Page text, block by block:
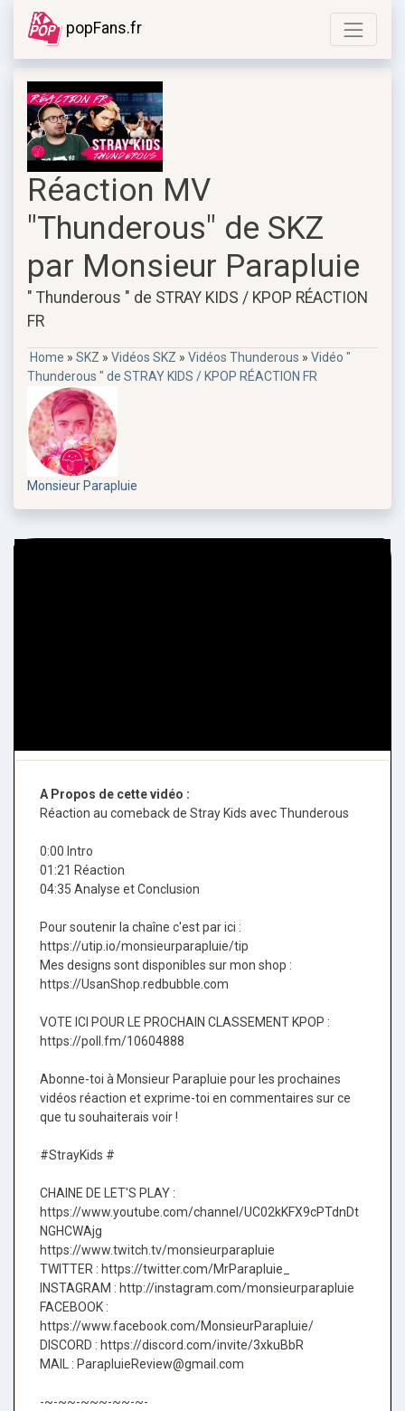
popFans.fr
Réaction MV
"Thunderous" de SKZ
par Monsieur Parapluie
" Thunderous " de STRAY KIDS / KPOP RÉACTION
FR
Home » SKZ » Vidéos SKZ » Vidéos Thunderous » Vidéo "
Thunderous " de STRAY KIDS / KPOP RÉACTION FR
Monsieur Parapluie
A Propos de cette vidéo :
Réaction au comeback de Stray Kids avec Thunderous
0:00 Intro
01:21 Réaction
04:35 Analyse et Conclusion
Pour soutenir la chaîne c'est par ici :
https://utip.io/monsieurparapluie/tip
Mes designs sont disponibles sur mon shop :
https://UsanShop.redbubble.com
VOTE ICI POUR LE PROCHAIN CLASSEMENT KPOP :
https://poll.fm/10604888
Abonne-toi à Monsieur Parapluie pour les prochaines
vidéos réaction et exprime-toi en commentaires sur ce
que tu souhaiterais voir !
#StrayKids #
CHAINE DE LET'S PLAY :
https://www.youtube.com/channel/UC02kKFX9cPTdnDt
NGHCWAjg
https://www.twitch.tv/monsieurparapluie
TWITTER : https://twitter.com/MrParapluie_
INSTAGRAM : http://instagram.com/monsieurparapluie
FACEBOOK :
https://www.facebook.com/MonsieurParapluie/
DISCORD : https://discord.com/invite/3xkuBbR
MAIL : ParapluieReview@gmail.com
-~-~~-~~~-~~-~-